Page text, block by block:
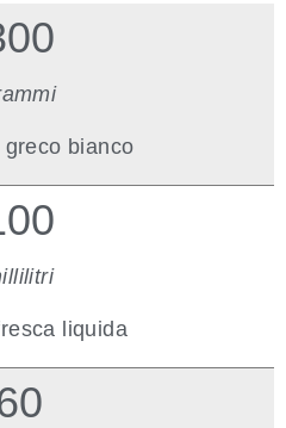
greco bianco
liquida